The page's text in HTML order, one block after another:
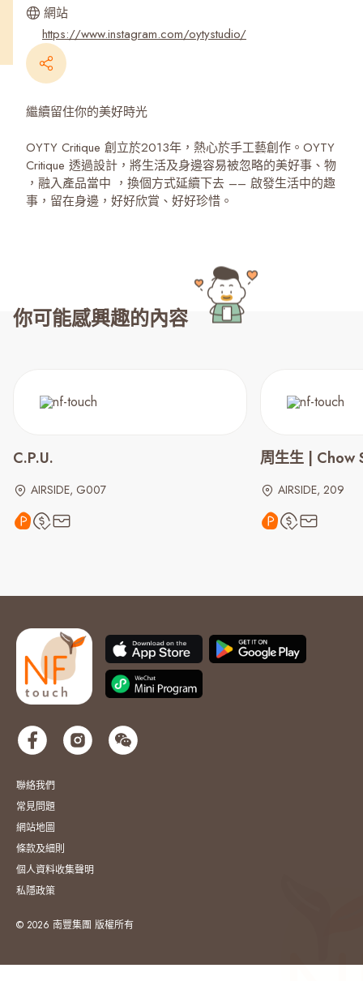
網站
https://www.instagram.com/oytystudio/
繼續留住你的美好時光
OYTY Critique 創立於2013年，熱心於手工藝創作。OYTY
Critique 透過設計，將生活及身邊容易被忽略的美好事、物
，融入產品當中 ，換個方式延續下去 –– 啟發生活中的趣
事，留在身邊，好好欣賞、好好珍惜。
你可能感興趣的內容
C.P.U.
AIRSIDE, G007
周生生 | Chow
AIRSIDE, 209
聯絡我們
常見問題
網站地圖
條款及細則
個人資料收集聲明
私隱政策
© 2026 南豐集團 版權所有